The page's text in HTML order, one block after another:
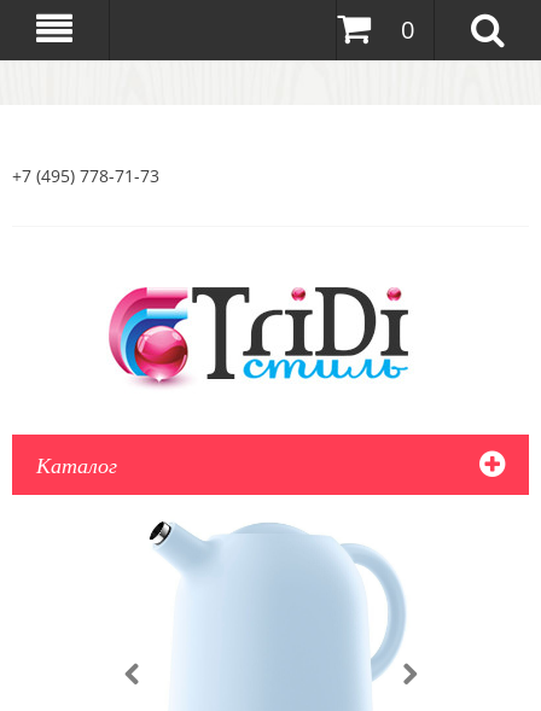
0
+7 (495) 778-71-73
Каталог